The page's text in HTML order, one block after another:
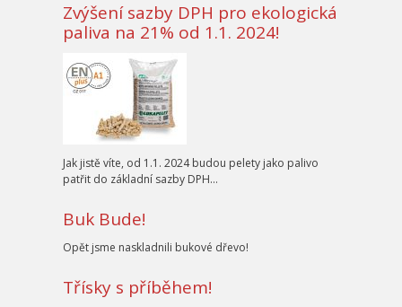
Zvýšení sazby DPH pro ekologická
paliva na 21% od 1.1. 2024!
Jak jistě víte, od 1.1. 2024 budou pelety jako palivo
patřit do základní sazby DPH…
Buk Bude!
Opět jsme naskladnili bukové dřevo!
Třísky s příběhem!